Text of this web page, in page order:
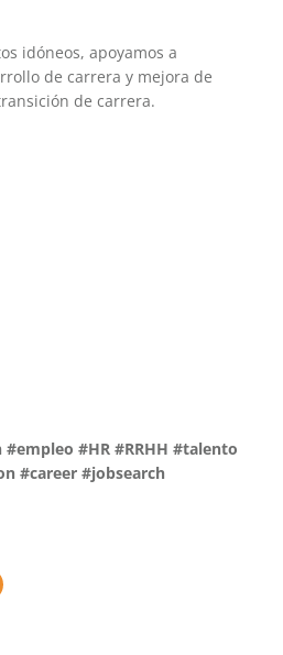
idóneos, apoyamos a
de carrera y mejora de
de carrera.
#HR #RRHH #talento
#career #jobsearch